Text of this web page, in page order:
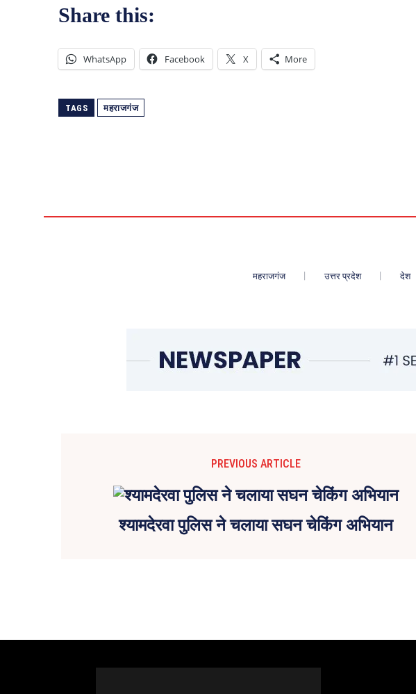
Share this:
WhatsApp Facebook X More
TAGS महराजगंज
महराजगंज उत्तर प्रदेश देश
PREVIOUS ARTICLE
श्यामदेरवा पुलिस ने चलाया सघन चेकिंग अभियान